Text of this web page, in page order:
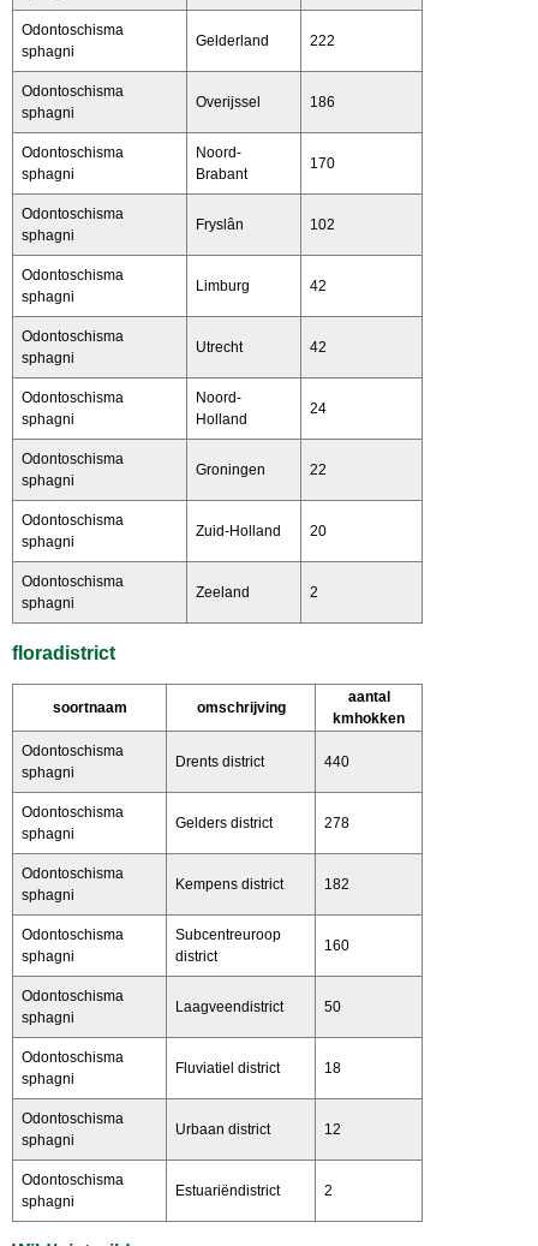
Odontoschisma
sphagni
Gelderland 222
Odontoschisma
sphagni
Overijssel 186
Odontoschisma
sphagni
Noord-
Brabant
170
Odontoschisma
sphagni
Fryslân 102
Odontoschisma
sphagni
Limburg 42
Odontoschisma
sphagni
Utrecht 42
Odontoschisma
sphagni
Noord-
Holland
24
Odontoschisma
sphagni
Groningen 22
Odontoschisma
sphagni
Zuid-Holland 20
Odontoschisma
sphagni
Zeeland 2
floradistrict
soortnaam omschrijving
aantal
kmhokken
Odontoschisma
sphagni
Drents district 440
Odontoschisma
sphagni
Gelders district 278
Odontoschisma
sphagni
Kempens district 182
Odontoschisma
sphagni
Subcentreuroop
district
160
Odontoschisma
sphagni
Laagveendistrict 50
Odontoschisma
sphagni
Fluviatiel district 18
Odontoschisma
sphagni
Urbaan district 12
Odontoschisma
sphagni
Estuariëndistrict 2